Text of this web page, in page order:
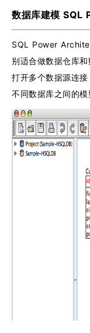
数据库建模
SQL Power
别适合做数据仓库
打开多个数据源连
不同数据库之间的模